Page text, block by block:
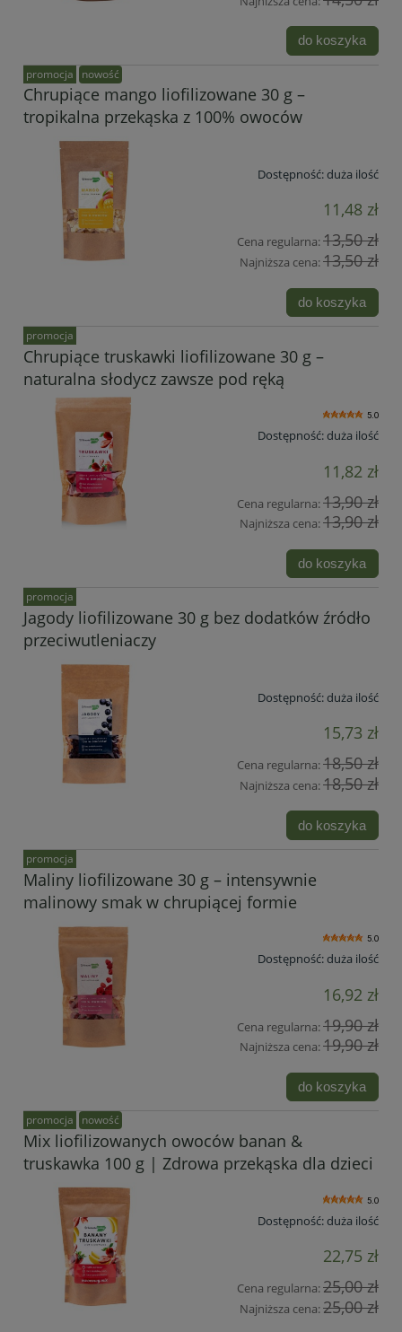
do koszyka
Chrupiące mango liofilizowane 30 g –
tropikalna przekąska z 100% owoców
Dostępność:duża ilość
11,48 zł
Cena regularna:13,50 zł
Najniższa cena:13,50 zł
do koszyka
promocja nowość
Chrupiące truskawki liofilizowane 30 g –
naturalna słodycz zawsze pod ręką
5.0
Dostępność:duża ilość
11,82 zł
Cena regularna:13,90 zł
Najniższa cena:13,90 zł
do koszyka
promocja
Jagody liofilizowane 30 g bez dodatków źródło
przeciwutleniaczy
Dostępność:duża ilość
15,73 zł
Cena regularna:18,50 zł
Najniższa cena:18,50 zł
do koszyka
promocja
Maliny liofilizowane 30 g – intensywnie
malinowy smak w chrupiącej formie
5.0
Dostępność:duża ilość
16,92 zł
Cena regularna:19,90 zł
Najniższa cena:19,90 zł
do koszyka
promocja
Mix liofilizowanych owoców banan &
truskawka 100 g | Zdrowa przekąska dla dzieci
5.0
Dostępność:duża ilość
22,75 zł
Cena regularna:25,00 zł
Najniższa cena:25,00 zł
promocja nowość